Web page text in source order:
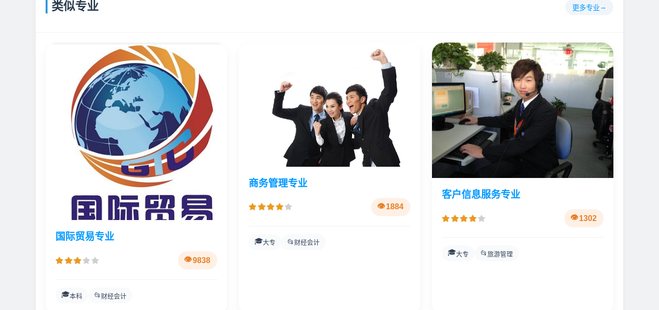
类似专业 更多专业
国际贸易专业
9838
🎓本科 📂 财经会计
商务管理专业
1884
🎓大专 📂 财经会计
客户信息服务专业
1302
🎓大专 📂 旅游管理